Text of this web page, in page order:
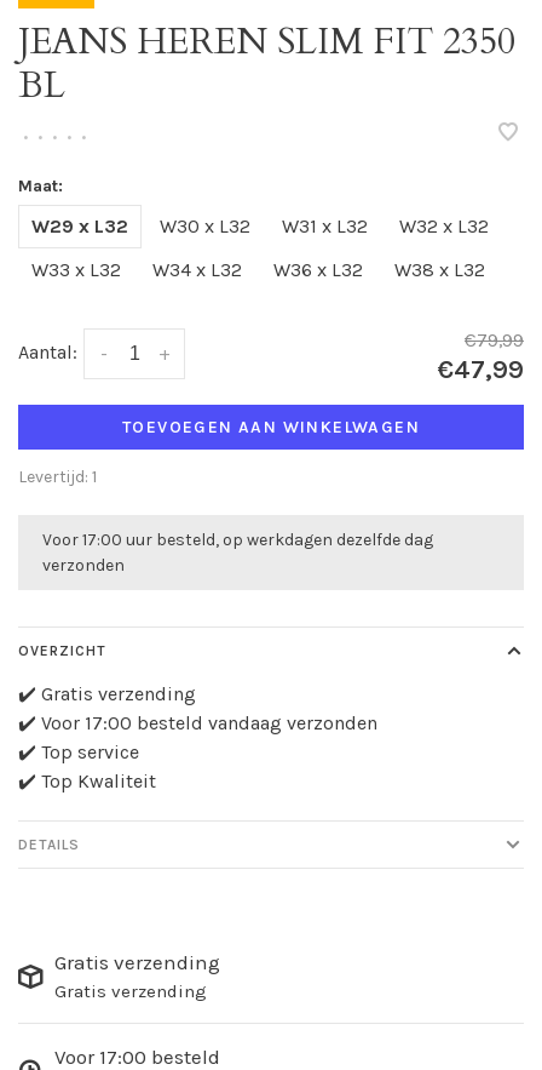
JEANS HEREN SLIM FIT 2350
BL
• • • • •
Maat:
W29 x L32 W30 x L32 W31 x L32
W32 x L32
W33 x L32
W34 x L32 W36 x L32 W38 x L32
Aantal: +
-
€79,99
€47,99
TOEVOEGEN AAN WINKELWAGEN
Levertijd: 1
Voor 17:00 uur besteld, op werkdagen dezelfde dag
verzonden
OVERZICHT
✔️ Gratis verzending
✔️ Voor 17:00 besteld vandaag verzonden
✔️ Top service
✔️ Top Kwaliteit
DETAILS
Gratis verzending
Gratis verzending
Voor 17:00 besteld